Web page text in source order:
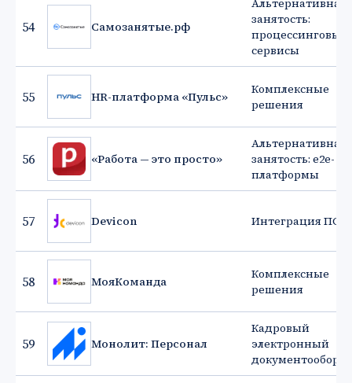
54 Самозанятые.рф
Альтернативная
занятость:
процессинговые
сервисы
55 HR-платформа «Пульс»
Комплексные
решения
56 «Работа — это просто»
Альтернативная
занятость: e2e-
платформы
57 Devicon Интеграция ПО
58 МояКоманда
Комплексные
решения
59 Монолит: Персонал
Кадровый
электронный
документооборот